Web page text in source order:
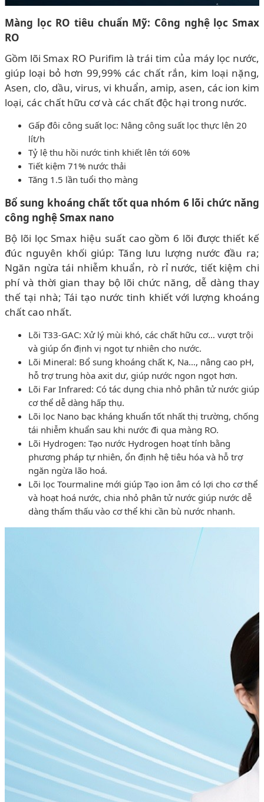
Màng lọc RO tiêu chuẩn Mỹ: Công nghệ lọc Smax
RO
Gồm lõi Smax RO Purifim là trái tim của máy lọc nước,
giúp loại bỏ hơn 99,99% các chất rắn, kim loại nặng,
Asen, clo, dầu, virus, vi khuẩn, amip, asen, các ion kim
loại, các chất hữu cơ và các chất độc hại trong nước.
Gấp đôi công suất lọc: Nâng công suất lọc thực lên 20
lít/h
Tỷ lệ thu hồi nước tinh khiết lên tới 60%
Tiết kiệm 71% nước thải
Tăng 1.5 lần tuổi thọ màng
Bổ sung khoáng chất tốt qua nhóm 6 lõi chức năng
công nghệ Smax nano
Bộ lõi lọc Smax hiệu suất cao gồm 6 lõi được thiết kế
đúc nguyên khối giúp: Tăng lưu lượng nước đầu ra;
Ngăn ngừa tái nhiễm khuẩn, rò rỉ nước, tiết kiệm chi
phí và thời gian thay bộ lõi chức năng, dễ dàng thay
thế tại nhà; Tái tạo nước tinh khiết với lượng khoáng
chất cao nhất.
Lõi T33-GAC: Xử lý mùi khó, các chất hữu cơ… vượt trội
và giúp ổn định vị ngọt tự nhiên cho nước.
Lõi Mineral: Bổ sung khoáng chất K, Na…, nâng cao pH,
hỗ trợ trung hòa axit dư, giúp nước ngon ngọt hơn.
Lõi Far Infrared: Có tác dụng chia nhỏ phân tử nước giúp
cơ thể dễ dàng hấp thụ.
Lõi lọc Nano bạc kháng khuẩn tốt nhất thị trường, chống
tái nhiễm khuẩn sau khi nước đi qua màng RO.
Lõi Hydrogen: Tạo nước Hydrogen hoạt tính bằng
phương pháp tự nhiên, ổn định hệ tiêu hóa và hỗ trợ
ngăn ngừa lão hoá.
Lõi lọc Tourmaline mới giúp Tạo ion âm có lợi cho cơ thể
và hoạt hoá nước, chia nhỏ phân tử nước giúp nước dễ
dàng thẩm thấu vào cơ thể khi cần bù nước nhanh.